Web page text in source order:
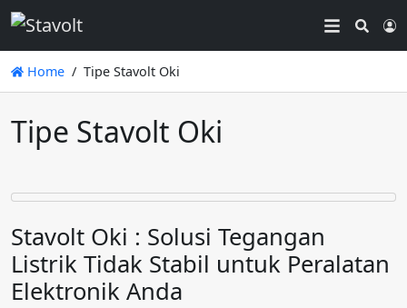
Home Tipe Stavolt Oki
Tipe Stavolt Oki
Stavolt Oki : Solusi Tegangan
Listrik Tidak Stabil untuk Peralatan
Elektronik Anda